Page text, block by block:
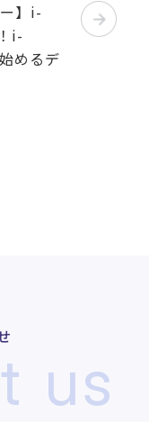
】i-
i-
めるデ
us